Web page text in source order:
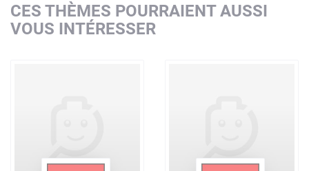
CES THÈMES POURRAIENT AUSSI
VOUS INTÉRESSER